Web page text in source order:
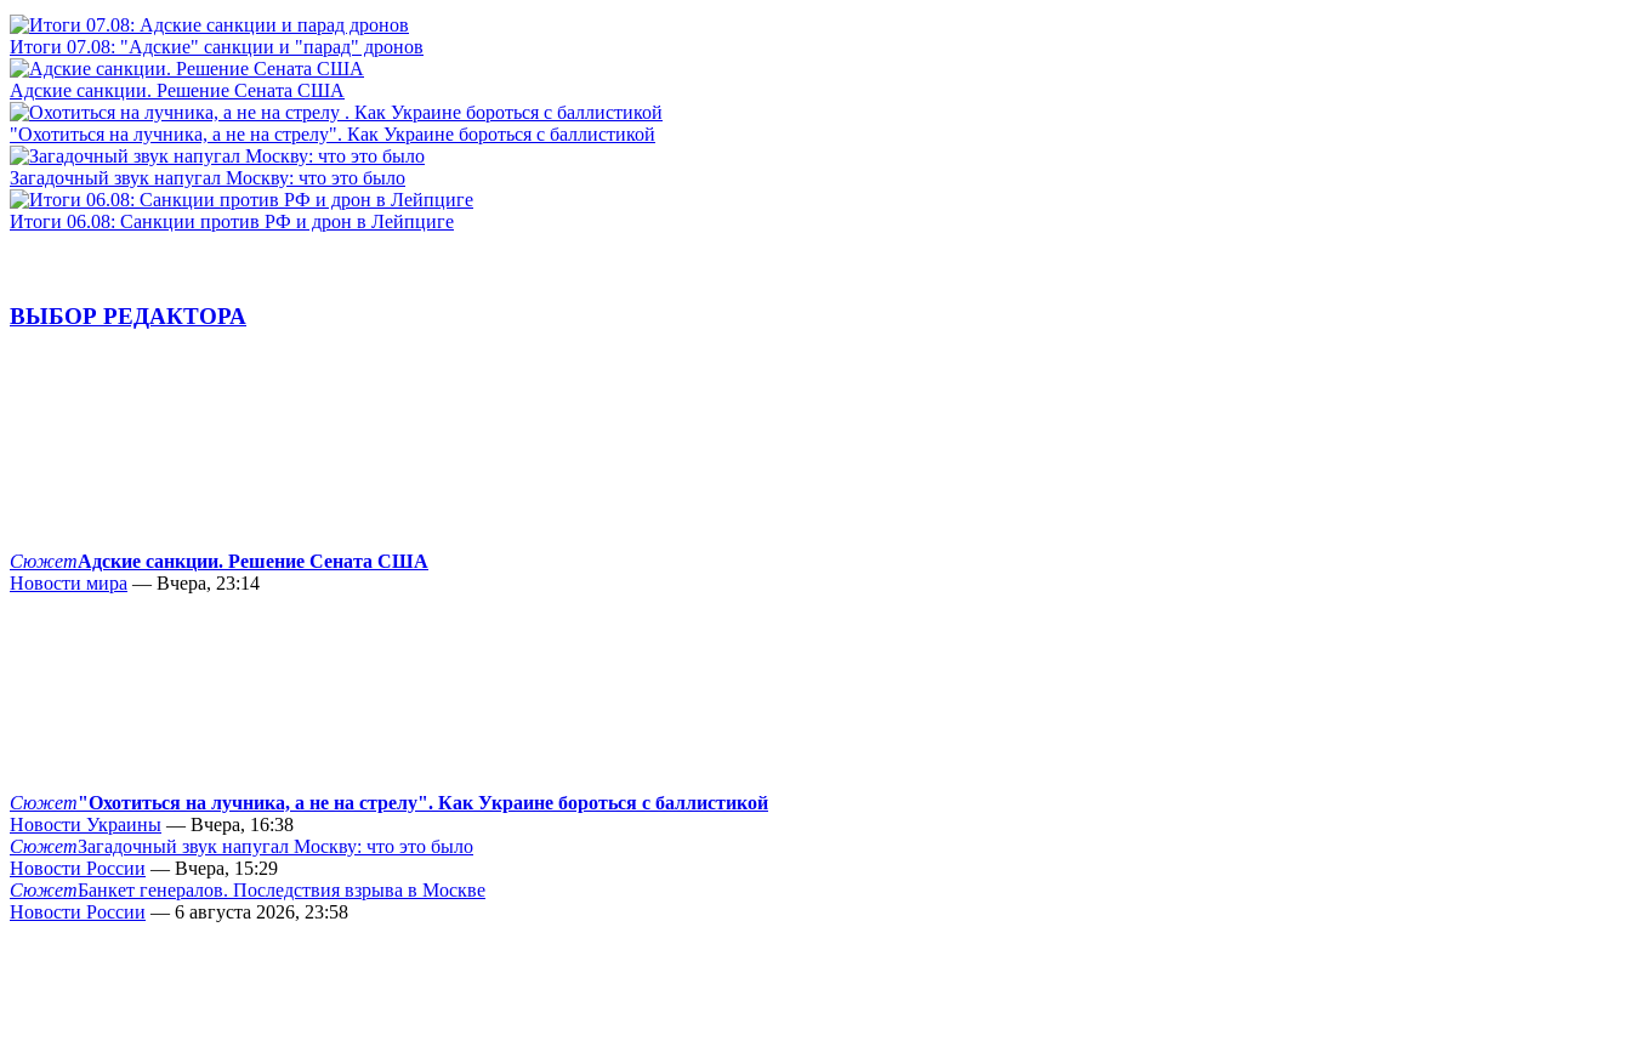
Итоги 07.08: "Адские" санкции и "парад" дронов
Адские санкции. Решение Сената США
"Охотиться на лучника, а не на стрелу". Как Украине бороться с баллистикой
Загадочный звук напугал Москву: что это было
Итоги 06.08: Санкции против РФ и дрон в Лейпциге
ВЫБОР РЕДАКТОРА
СюжетАдские санкции. Решение Сената США
Новости мира — Вчера, 23:14
Сюжет"Охотиться на лучника, а не на стрелу". Как Украине бороться с баллистикой
Новости Украины — Вчера, 16:38
СюжетЗагадочный звук напугал Москву: что это было
Новости России — Вчера, 15:29
СюжетБанкет генералов. Последствия взрыва в Москве
Новости России — 6 августа 2026, 23:58